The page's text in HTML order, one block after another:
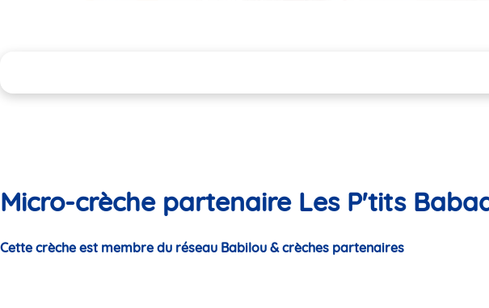
Micro-crèche partenaire Les P'tits
Cette crèche est membre du réseau Babilou & crèches partenaires